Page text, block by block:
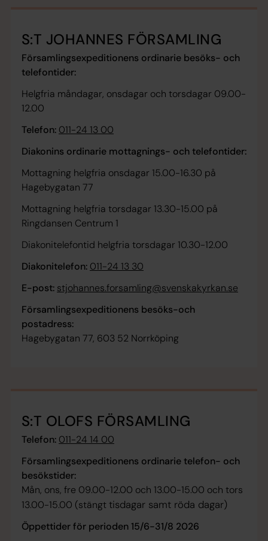
S:T JOHANNES FÖRSAMLING
Församlingsexpeditionens ordinarie besöks- och
telefontider:
Helgfria måndagar, onsdagar och torsdagar 09.00-
12.00
Telefon: 011-24 13 00
Diakonins ordinarie mottagnings- och telefontider:
Mottagning helgfria onsdagar 15.00-16.30 på
Hagebygatan 77
Mottagning helgfria torsdagar 13.30-15.00 på
Ringdansen Centrum 1
Diakonitelefontid helgfria torsdagar 10.30-12.00
Diakonitelefon: 011-24 13 30
E-post: stjohannes.forsamling@svenskakyrkan.se
Församlingsexpeditionens besöks-och
postadress:
Hagebygatan 77, 603 52 Norrköping
S:T OLOFS FÖRSAMLING
Telefon: 011-24 14 00
Församlingsexpeditionens ordinarie telefon- och
besökstider:
Mån, ons, fre 09.00-12.00 och 13.00-15.00 och tors
13.00-15.00 (stängt tisdagar samt röda dagar)
Öppettider för perioden 15/6-31/8 2026